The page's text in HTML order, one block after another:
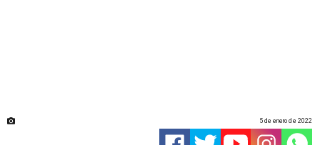
5 de enero de 2022